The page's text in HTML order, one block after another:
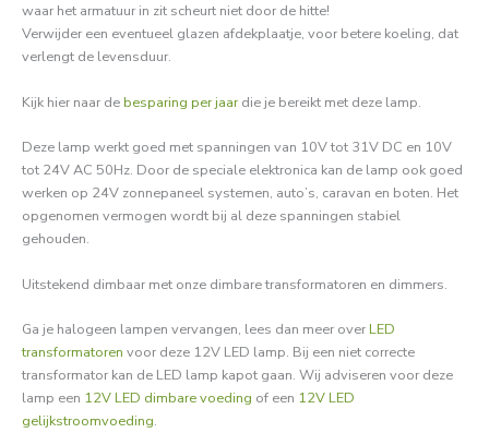
waar het armatuur in zit scheurt niet door de hitte!
Verwijder een eventueel glazen afdekplaatje, voor betere koeling, dat
verlengt de levensduur.
Kijk hier naar de besparing per jaardie je bereikt met deze lamp.
Deze lamp werkt goed met spanningen van 10V tot 31V DC en 10V
tot 24V AC 50Hz. Door de speciale elektronica kan de lamp ook goed
werken op 24V zonnepaneel systemen, auto’s, caravan en boten. Het
opgenomen vermogen wordt bij al deze spanningen stabiel
gehouden.
Uitstekend dimbaar met onze dimbare transformatoren en dimmers.
Ga je halogeen lampen vervangen, lees dan meer over LED
transformatoren voor deze 12V LED lamp. Bij een niet correcte
transformator kan de LED lamp kapot gaan. Wij adviseren voor deze
lamp een 12V LED dimbare voeding of een 12V LED
gelijkstroomvoeding.